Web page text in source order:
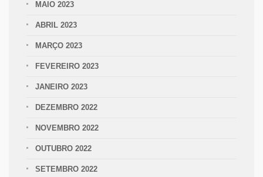
MAIO 2023
ABRIL 2023
MARÇO 2023
FEVEREIRO 2023
JANEIRO 2023
DEZEMBRO 2022
NOVEMBRO 2022
OUTUBRO 2022
SETEMBRO 2022